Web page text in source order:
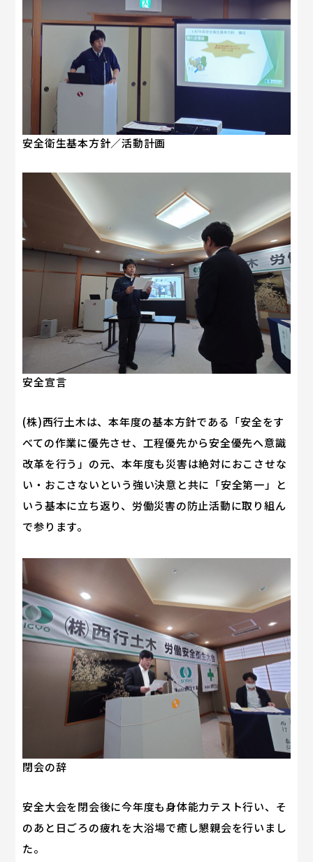
安全衛生基本方針／活動計画
安全宣言
(株)西行土木は、本年度の基本方針である「安全をす
べての作業に優先させ、工程優先から安全優先へ意識
改革を行う」の元、本年度も災害は絶対におこさせな
い・おこさないという強い決意と共に「安全第一」と
いう基本に立ち返り、労働災害の防止活動に取り組ん
で参ります。
閉会の辞
安全大会を閉会後に今年度も身体能力テスト行い、そ
のあと日ごろの疲れを大浴場で癒し懇親会を行いまし
た。